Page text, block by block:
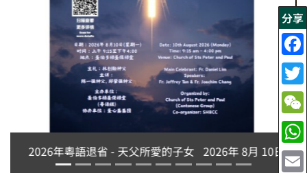
分享
永生中有我吗？刘志坚神父主讲 2026年 8月 10日